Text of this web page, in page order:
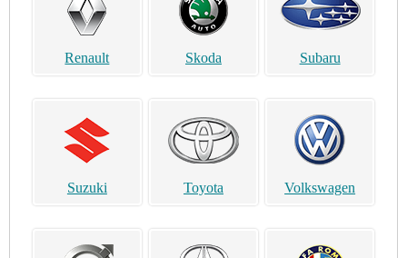
Renault Skoda Subaru
Suzuki Toyota Volkswagen